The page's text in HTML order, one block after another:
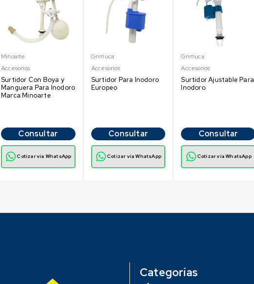
Minoarte
Accesorios
Surtidor Con Boya y
Manguera Para Inodoro
Marca Minoarte
Consultar
Cotizar vía WhatsApp
Grimuca
Accesorios
Surtidor Para Inodoro
Europeo
Consultar
Cotizar vía WhatsApp
Grimuca
Accesorios
Surtidor Ajustable Para
Inodoro
Consultar
Cotizar vía WhatsApp
Categorías